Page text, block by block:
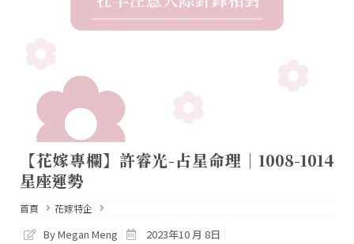
【花嫁專欄】許睿光-占星命理｜1008-1014
星座運勢
首頁 花嫁特企
By Megan Meng
2023年10 月 8日